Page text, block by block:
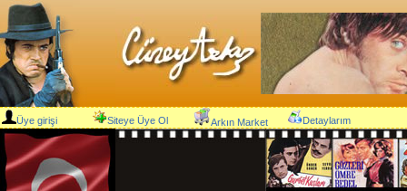
Üye girişi Siteye Üye Ol Arkın Market Detaylarım